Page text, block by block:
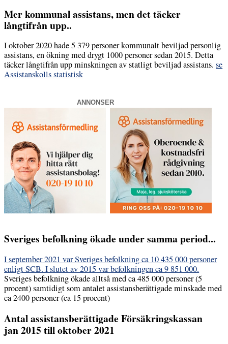
Mer kommunal assistans, men det täcker
långtifrån upp..
I oktober 2020 hade 5 379 personer kommunalt beviljad personlig
assistans, en ökning med drygt 1000 personer sedan 2015. Detta
täcker långtifrån upp minskningen av statligt beviljad assistans.se
Assistanskolls statistisk
ANNONSER
Sveriges befolkning ökade under samma period...
I september 2021 var Sveriges befolkning ca 10 435 000 personer
enligt SCB. I slutet av 2015 var befolkningen ca 9 851 000.
Sveriges befolkning ökade alltså med ca 485 000 personer (5
procent) samtidigt som antalet assistansberättigade minskade med
ca 2400 personer (ca 15 procent)
Antal assistansberättigade Försäkringskassan
jan 2015 till oktober 2021